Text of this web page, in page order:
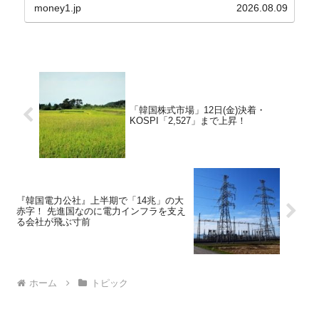
の経常収支です。2026年06月貿易収支：4...
money1.jp 2026.08.09
「韓国株式市場」12日(金)決着・
KOSPI「2,527」まで上昇！
『韓国電力公社』上半期で「14兆」の大
赤字！ 先進国なのに電力インフラを支え
る会社が飛ぶ寸前
ホーム トピック